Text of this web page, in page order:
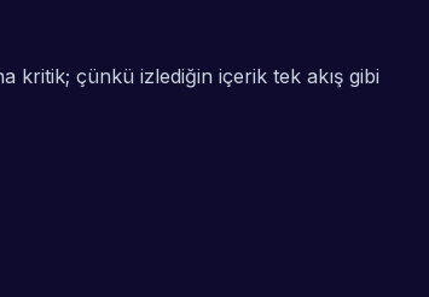
kritik; çünkü izlediğin içerik tek akış gibi